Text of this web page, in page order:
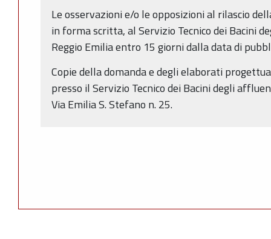
Le osservazioni e/o le opposizioni al rilascio
in forma scritta, al Servizio Tecnico dei Bacini
Reggio Emilia entro 15 giorni dalla data di
Copie della domanda e degli elaborati
presso il Servizio Tecnico dei Bacini degli
Via Emilia S. Stefano n. 25.